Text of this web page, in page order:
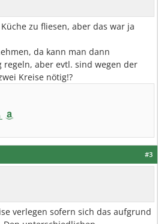
zu fliesen, aber das war ja
da kann man dann
regeln, aber evtl. sind wegen der
Kreise nötig!?
#3
verlegen sofern sich das aufgrund